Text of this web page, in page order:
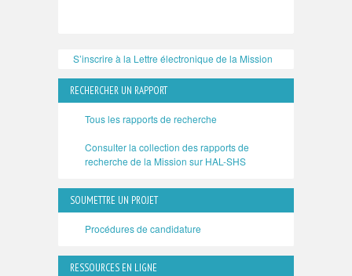
S’inscrire à la Lettre électronique de la Mission
RECHERCHER UN RAPPORT
Tous les rapports de recherche
Consulter la collection des rapports de
recherche de la Mission sur HAL-SHS
SOUMETTRE UN PROJET
Procédures de candidature
RESSOURCES EN LIGNE